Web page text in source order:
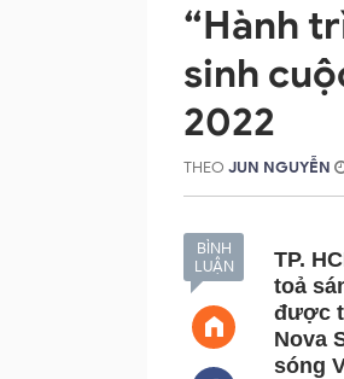
“Hành
sinh
2022
THEO JUN NGUYỄN
BÌNH
LUẬN
TP.
toả
được
Nova
sóng